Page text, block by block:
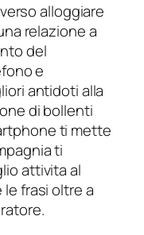
alloggiare
relazione a
del
e
antidoti alla
di bollenti
ti mette
ti
attivita al
frasi oltre a